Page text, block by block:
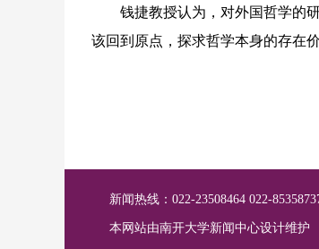
钱捷教授认为，对外国哲学的研
该回到原点，探求哲学本身的存在价
新闻热线：022-23508464 022-
本网站由南开大学新闻中心设计维护